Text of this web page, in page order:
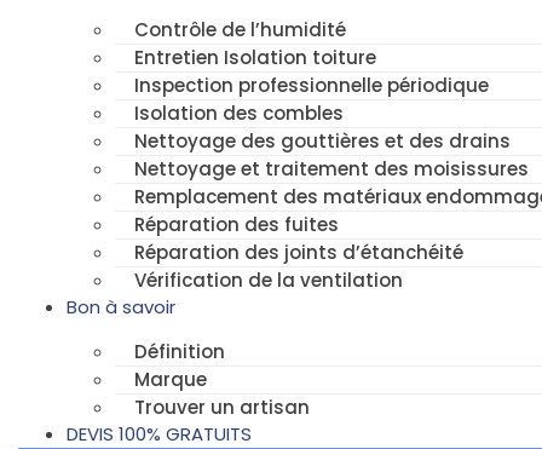
Contrôle de l’humidité
Entretien Isolation toiture
Inspection professionnelle périodique
Isolation des combles
Nettoyage des gouttières et des drains
Nettoyage et traitement des moisissures
Remplacement des matériaux
Réparation des fuites
Réparation des joints d’étanchéité
Vérification de la ventilation
Bon à savoir
Définition
Marque
Trouver un artisan
DEVIS 100% GRATUITS